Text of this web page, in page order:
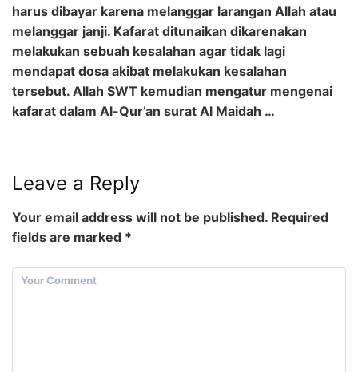
harus dibayar karena melanggar larangan Allah atau
melanggar janji. Kafarat ditunaikan dikarenakan
melakukan sebuah kesalahan agar tidak lagi
mendapat dosa akibat melakukan kesalahan
tersebut. Allah SWT kemudian mengatur mengenai
kafarat dalam Al-Qur’an surat Al Maidah …
Leave a Reply
Your email address will not be published. Required
fields are marked *